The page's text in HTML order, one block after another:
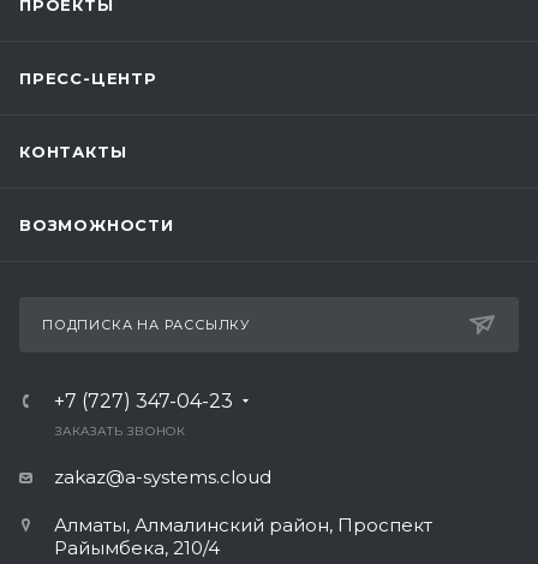
ПРОЕКТЫ
ПРЕСС-ЦЕНТР
КОНТАКТЫ
ВОЗМОЖНОСТИ
ПОДПИСКА НА РАССЫЛКУ
+7 (727) 347-04-23
ЗАКАЗАТЬ ЗВОНОК
zakaz@a-systems.cloud
Алматы, ​Алмалинский район, Проспект
Райымбека, 210/4